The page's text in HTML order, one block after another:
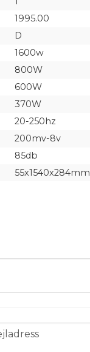
1995.00
D
1600w
800W
600W
370W
20-250hz
200mv-8v
85db
55x1540x284mm